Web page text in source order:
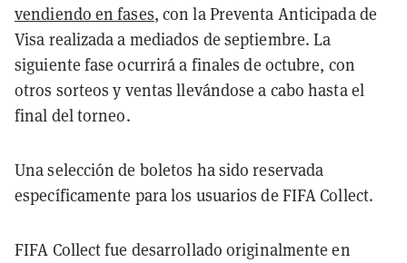
vendiendo en fases, con la Preventa Anticipada de
Visa realizada a mediados de septiembre. La
siguiente fase ocurrirá a finales de octubre, con
otros sorteos y ventas llevándose a cabo hasta el
final del torneo.
Una selección de boletos ha sido reservada
específicamente para los usuarios de FIFA Collect.
FIFA Collect fue desarrollado originalmente en